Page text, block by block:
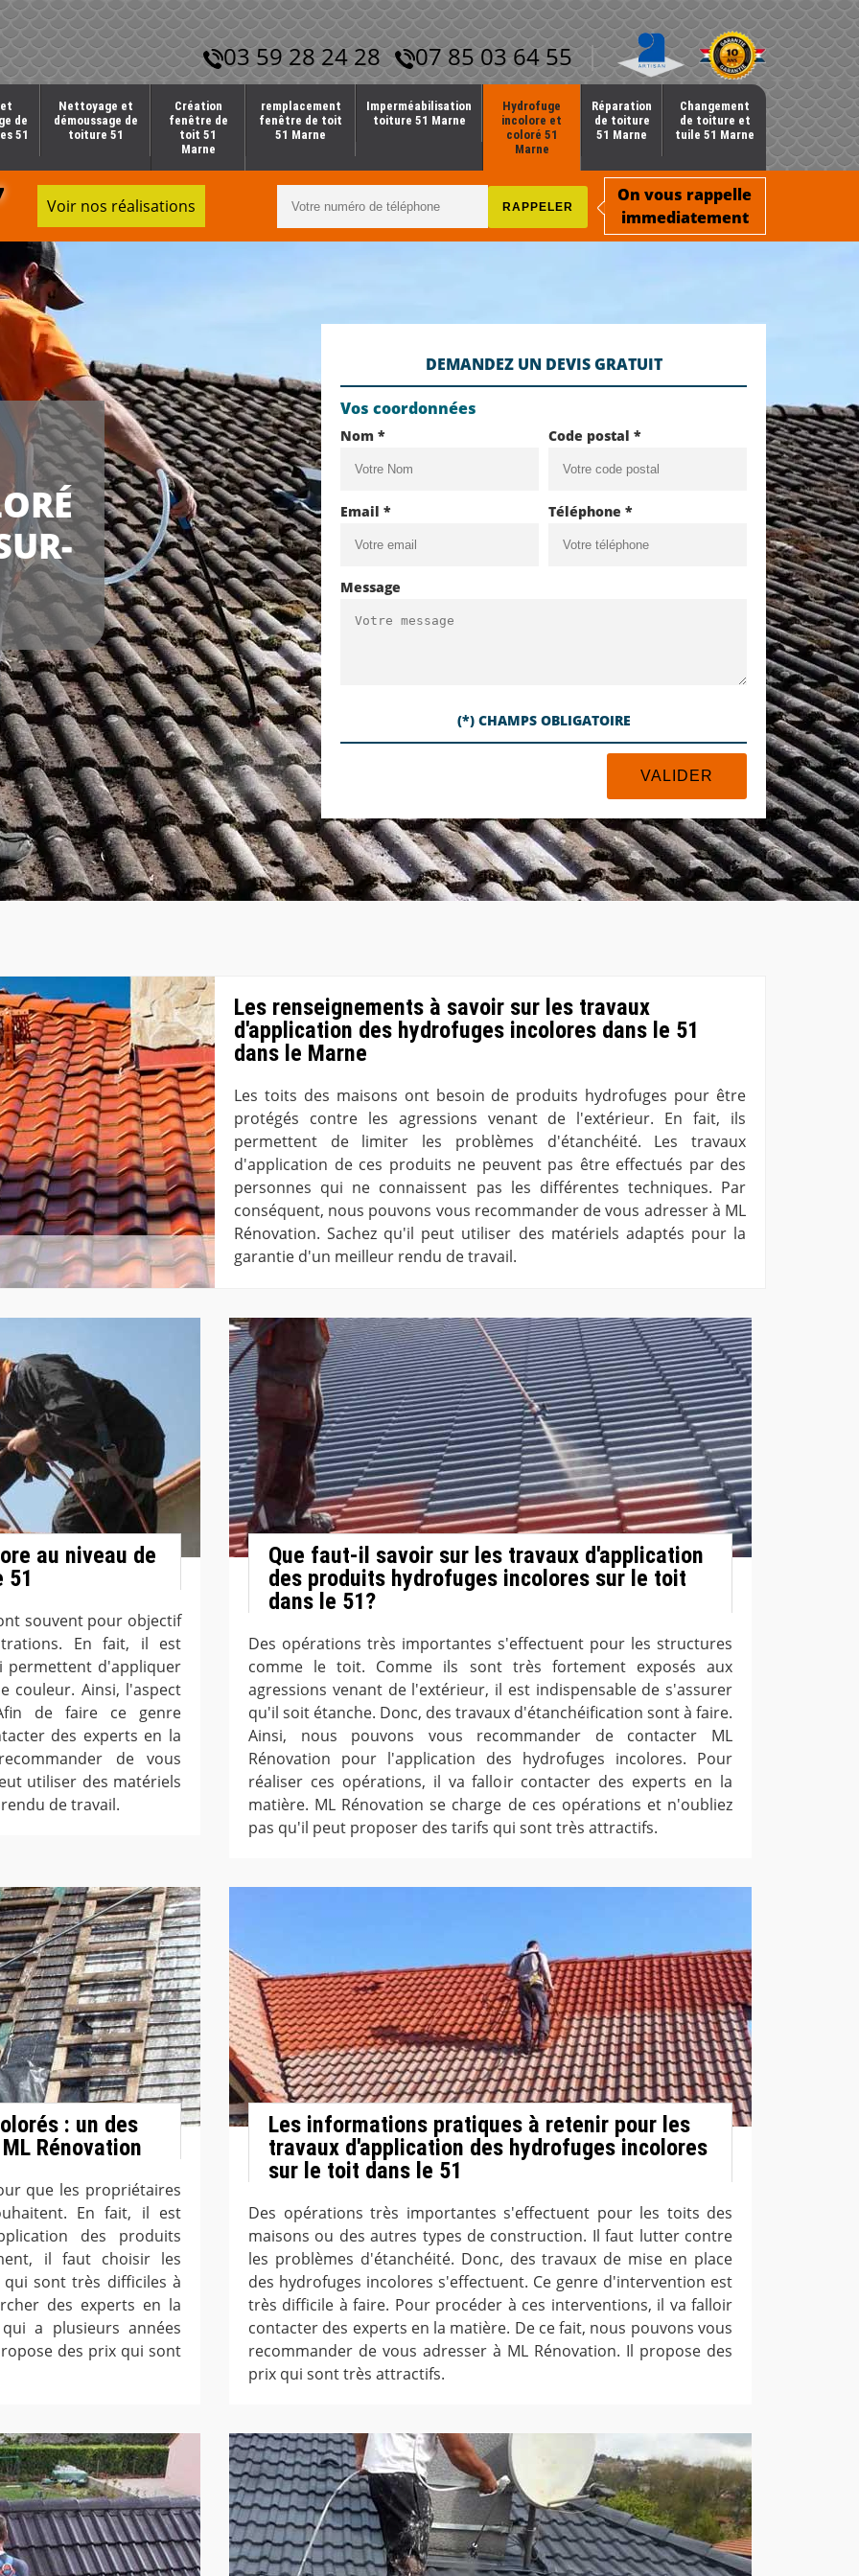
03 59 28 24 28 07 85 03 64 55
de
51
Nettoyage et
démoussage de
toiture 51
Création
fenêtre de
toit 51
Marne
remplacement
fenêtre de toit
51 Marne
Imperméabilisation
toiture 51 Marne
Hydrofuge
incolore et
coloré 51
Marne
Réparation
de toiture
51 Marne
Changement
de toiture et
tuile 51 Marne
Voir nos réalisations
On vous rappelle
immediatement
DEMANDEZ UN DEVIS GRATUIT
Vos coordonnées
Nom * Code postal *
Email * Téléphone *
Message
(*) CHAMPS OBLIGATOIRE
Les renseignements à savoir sur les travaux
d'application des hydrofuges incolores dans le 51
dans le Marne
Les toits des maisons ont besoin de produits hydrofuges pour être
protégés contre les agressions venant de l'extérieur. En fait, ils
permettent de limiter les problèmes d'étanchéité. Les travaux
d'application de ces produits ne peuvent pas être effectués par des
personnes qui ne connaissent pas les différentes techniques. Par
conséquent, nous pouvons vous recommander de vous adresser à ML
Rénovation. Sachez qu'il peut utiliser des matériels adaptés pour la
garantie d'un meilleur rendu de travail.
au niveau de
51
souvent pour objectif
En fait, il est
permettent d'appliquer
couleur. Ainsi, l'aspect
de faire ce genre
des experts en la
de vous
utiliser des matériels
de travail.
Que faut-il savoir sur les travaux d'application
des produits hydrofuges incolores sur le toit
dans le 51?
Des opérations très importantes s'effectuent pour les structures
comme le toit. Comme ils sont très fortement exposés aux
agressions venant de l'extérieur, il est indispensable de s'assurer
qu'il soit étanche. Donc, des travaux d'étanchéification sont à faire.
Ainsi, nous pouvons vous recommander de contacter ML
Rénovation pour l'application des hydrofuges incolores. Pour
réaliser ces opérations, il va falloir contacter des experts en la
matière. ML Rénovation se charge de ces opérations et n'oubliez
pas qu'il peut proposer des tarifs qui sont très attractifs.
: un des
Rénovation
que les propriétaires
En fait, il est
des produits
il faut choisir les
sont très difficiles à
des experts en la
a plusieurs années
des prix qui sont
Les informations pratiques à retenir pour les
travaux d'application des hydrofuges incolores
sur le toit dans le 51
Des opérations très importantes s'effectuent pour les toits des
maisons ou des autres types de construction. Il faut lutter contre
les problèmes d'étanchéité. Donc, des travaux de mise en place
des hydrofuges incolores s'effectuent. Ce genre d'intervention est
très difficile à faire. Pour procéder à ces interventions, il va falloir
contacter des experts en la matière. De ce fait, nous pouvons vous
recommander de vous adresser à ML Rénovation. Il propose des
prix qui sont très attractifs.